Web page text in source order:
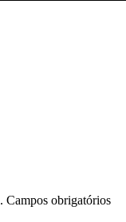
Campos obrigatórios